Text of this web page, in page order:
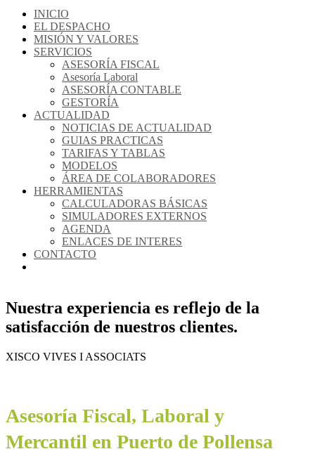
INICIO
EL DESPACHO
MISIÓN Y VALORES
SERVICIOS
ASESORÍA FISCAL
Asesoría Laboral
ASESORÍA CONTABLE
GESTORÍA
ACTUALIDAD
NOTICIAS DE ACTUALIDAD
GUIAS PRACTICAS
TARIFAS Y TABLAS
MODELOS
ÁREA DE COLABORADORES
HERRAMIENTAS
CALCULADORAS BÁSICAS
SIMULADORES EXTERNOS
AGENDA
ENLACES DE INTERES
CONTACTO
XISCO VIVES I ASSOCIATS
Asesoramiento profesional, confidencial y de
una excelente calidad
Nuestra experiencia es reflejo de la
satisfacción de nuestros clientes.
XISCO VIVES I ASSOCIATS
Asesoría Fiscal, Laboral y
Mercantil en Puerto de Pollensa